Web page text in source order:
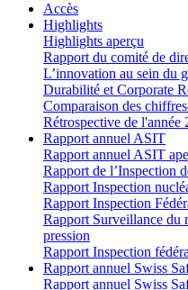
Accès
Highlights
Highlights aperçu
Rapport du comité de
L’innovation au sein du
Durabilité et Corporate
Comparaison des
Rétrospective de l'année
Rapport annuel ASIT
Rapport annuel ASIT
Rapport de l’Inspection
Rapport Inspection
Rapport Inspection
Rapport Surveillance du
pression
Rapport Inspection
Rapport annuel Swiss
Rapport annuel Swiss